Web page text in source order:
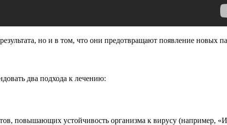
но и в том, что они предотвращают появление новых
два подхода к лечению:
повышающих устойчивость организма к вирусу (например,